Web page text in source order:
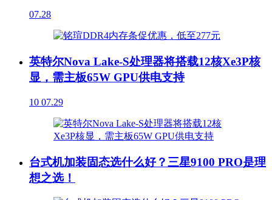
07.28
英特尔Nova Lake-S处理器将搭载12核Xe3P核
显，需主板65W GPU供电支持
10 07.29
台式机加装固态选什么好？三星9100 PRO是理
想之选！